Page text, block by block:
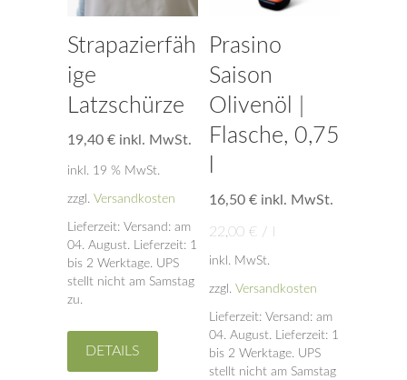
Strapazierfäh
ige
Latzschürze
19,40 € inkl. MwSt.
inkl. 19 % MwSt.
zzgl. Versandkosten
Lieferzeit: Versand: am
04. August. Lieferzeit: 1
bis 2 Werktage. UPS
stellt nicht am Samstag
zu.
DETAILS
Prasino
Saison
Olivenöl |
Flasche, 0,75
16,50 € inkl. MwSt.
22,00 € / l
inkl. MwSt.
zzgl. Versandkosten
Lieferzeit: Versand: am
04. August. Lieferzeit: 1
bis 2 Werktage. UPS
stellt nicht am Samstag